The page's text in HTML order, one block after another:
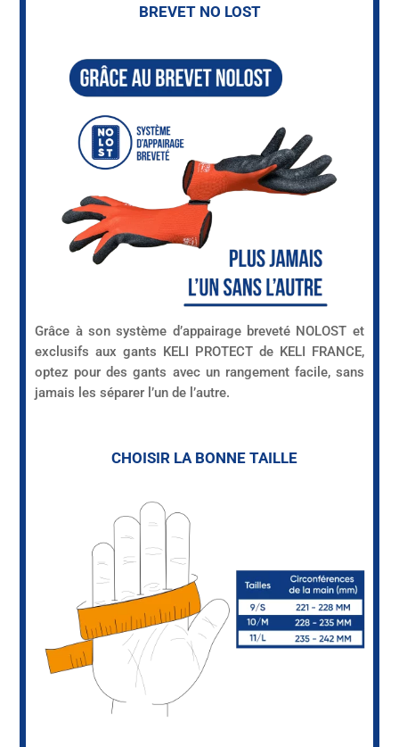
BREVET NO LOST
Grâce à son système d’appairage breveté NOLOST et
exclusifs aux gants KELI PROTECT de KELI FRANCE,
optez pour des gants avec un rangement facile, sans
jamais les séparer l’un de l’autre.
CHOISIR LA BONNE TAILLE